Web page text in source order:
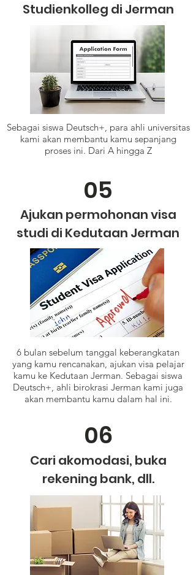
Studienkolleg di Jerman
Sebagai siswa Deutsch+, para ahli universitas
kami akan membantu kamu sepanjang
proses ini. Dari A hingga Z
Ajukan permohonan visa
studi di Kedutaan Jerman
05
6 bulan sebelum tanggal keberangkatan
yang kamu rencanakan, ajukan visa pelajar
kamu ke Kedutaan Jerman. Sebagai siswa
Deutsch+, ahli birokrasi Jerman kami juga
akan membantu kamu dalam hal ini.
Cari akomodasi, buka
rekening bank, dll.
06